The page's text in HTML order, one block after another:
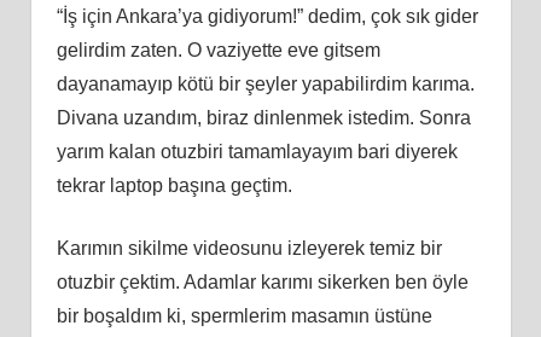
“İş için Ankara’ya gidiyorum!” dedim, çok sık gider
gelirdim zaten. O vaziyette eve gitsem
dayanamayıp kötü bir şeyler yapabilirdim karıma.
Divana uzandım, biraz dinlenmek istedim. Sonra
yarım kalan otuzbiri tamamlayayım bari diyerek
tekrar laptop başına geçtim.
Karımın sikilme videosunu izleyerek temiz bir
otuzbir çektim. Adamlar karımı sikerken ben öyle
bir boşaldım ki, spermlerim masamın üstüne